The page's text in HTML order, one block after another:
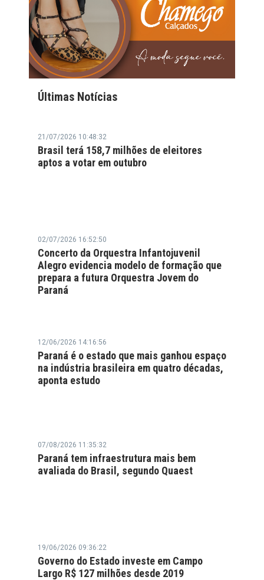
Últimas Notícias
21/07/2026 10:48:32
Brasil terá 158,7 milhões de eleitores
aptos a votar em outubro
02/07/2026 16:52:50
Concerto da Orquestra Infantojuvenil
Alegro evidencia modelo de formação que
prepara a futura Orquestra Jovem do
Paraná
12/06/2026 14:16:56
Paraná é o estado que mais ganhou espaço
na indústria brasileira em quatro décadas,
aponta estudo
07/08/2026 11:35:32
Paraná tem infraestrutura mais bem
avaliada do Brasil, segundo Quaest
19/06/2026 09:36:22
Governo do Estado investe em Campo
Largo R$ 127 milhões desde 2019